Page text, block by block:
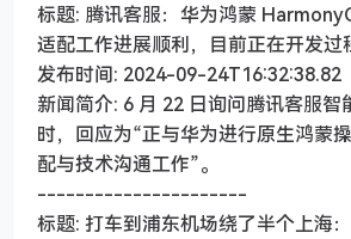
标题: 腾讯客服：华为鸿蒙
适配工作进展顺利，目前正在开发过
发布时间: 2024-09-24T16:32:38.82
新闻简介: 6 月 22 日询问腾讯客服智
时，回应为“正与华为进行原生鸿蒙
配与技术沟通工作”。
----------------------
标题: 打车到浦东机场绕了半个上海：